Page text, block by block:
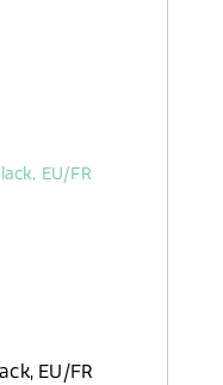
EU/FR